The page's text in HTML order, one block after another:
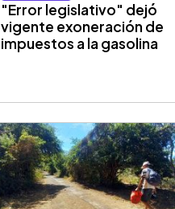
"Error legislativo" dejó
vigente exoneración de
impuestos a la gasolina